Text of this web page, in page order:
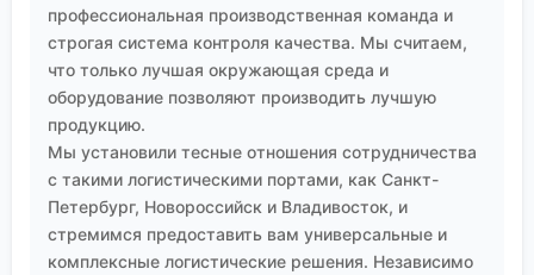
профессиональная производственная команда и
строгая система контроля качества. Мы считаем,
что только лучшая окружающая среда и
оборудование позволяют производить лучшую
продукцию.
Мы установили тесные отношения сотрудничества
с такими логистическими портами, как Санкт-
Петербург, Новороссийск и Владивосток, и
стремимся предоставить вам универсальные и
комплексные логистические решения. Независимо